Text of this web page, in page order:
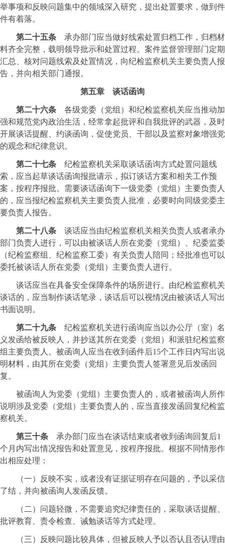
举事项和反映问题集中的领域深入研究，提出处置要求，做到件
件有着落。
第二十五条 承办部门应当做好线索处置归档工作，归档材
料齐全完整，载明领导批示和处置过程。案件监督管理部门定期
汇总、核对问题线索及处置情况，向纪检监察机关主要负责人报
告，并向相关部门通报。
第五章 谈话函询
第二十六条 各级党委（党组）和纪检监察机关应当推动加
强和规范党内政治生活，经常拿起批评和自我批评的武器，及时
开展谈话提醒、约谈函询，促使党员、干部以及监察对象增强党
的观念和纪律意识。
第二十七条 纪检监察机关采取谈话函询方式处置问题线
索，应当起草谈话函询报批请示，拟订谈话方案和相关工作预
案，按程序报批。需要谈话函询下一级党委（党组）主要负责人
的，应当报纪检监察机关主要负责人批准，必要时向同级党委主
要负责人报告。
第二十八条 谈话应当由纪检监察机关相关负责人或者承办
部门负责人进行，可以由被谈话人所在党委（党组）、纪委监委
（纪检监察组、纪检监察工委）有关负责人陪同；经批准也可以
委托被谈话人所在党委（党组）主要负责人进行。
谈话应当在具备安全保障条件的场所进行。由纪检监察机关
谈话的，应当制作谈话笔录，谈话后可以视情况由被谈话人写出
书面说明。
第二十九条 纪检监察机关进行函询应当以办公厅（室）名
义发函给被反映人，并抄送其所在党委（党组）和派驻纪检监察
组主要负责人。被函询人应当在收到函件后15个工作日内写出说
明材料，由其所在党委（党组）主要负责人签署意见后发函回
复。
被函询人为党委（党组）主要负责人的，或者被函询人所作
说明涉及党委（党组）主要负责人的，应当直接发函回复纪检监
察机关。
第三十条 承办部门应当在谈话结束或者收到函询回复后1
个月内写出情况报告和处置意见，按程序报批。根据不同情形作
出相应处理：
（一）反映不实，或者没有证据证明存在问题的，予以采信
了结，并向被函询人发函反馈。
（二）问题轻微，不需要追究纪律责任的，采取谈话提醒、
批评教育、责令检查、诫勉谈话等方式处理。
（三）反映问题比较具体，但被反映人予以否认且否认理由